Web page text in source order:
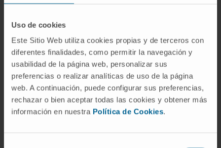
Uso de cookies
Este Sitio Web utiliza cookies propias y de terceros con
diferentes finalidades, como permitir la navegación y
usabilidad de la página web, personalizar sus
preferencias o realizar analíticas de uso de la página
web. A continuación, puede configurar sus preferencias,
rechazar o bien aceptar todas las cookies y obtener más
información en nuestra Política de Cookies.
Feb 13;15(4):1189. doi:
10.3390/cancers15041189.